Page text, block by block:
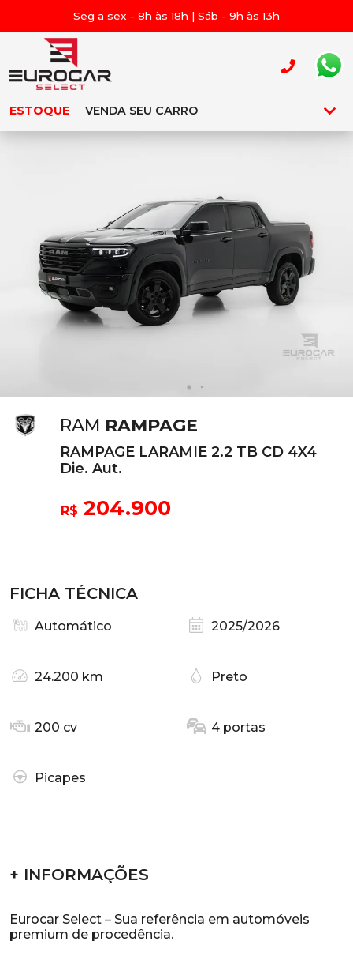
Seg a sex - 8h às 18h | Sáb - 9h às 13h
ESTOQUE VENDA SEU CARRO
RAM RAMPAGE
RAMPAGE LARAMIE 2.2 TB CD 4X4
Die. Aut.
R$ 204.900
FICHA TÉCNICA
Automático 2025/2026
24.200 km Preto
200 cv 4 portas
Picapes
+ INFORMAÇÕES
Eurocar Select – Sua referência em automóveis
premium de procedência.